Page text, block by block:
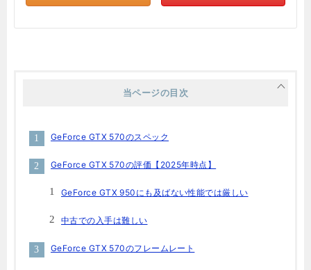
当ページの目次
GeForce GTX 570のスペック
GeForce GTX 570の評価【2025年時点】
GeForce GTX 950にも及ばない性能では厳しい
中古での入手は難しい
GeForce GTX 570のフレームレート